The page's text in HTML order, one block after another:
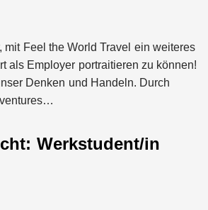
mit Feel the World Travel ein weiteres
als Employer portraitieren zu können!
Denken und Handeln. Durch
Werkstudent/in